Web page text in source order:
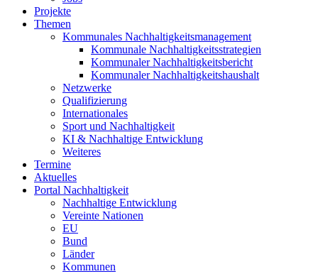
Projekte
Themen
Kommunales Nachhaltigkeitsmanagement
Kommunale Nachhaltigkeitsstrategien
Kommunaler Nachhaltigkeitsbericht
Kommunaler Nachhaltigkeitshaushalt
Netzwerke
Qualifizierung
Internationales
Sport und Nachhaltigkeit
KI & Nachhaltige Entwicklung
Weiteres
Termine
Aktuelles
Portal Nachhaltigkeit
Nachhaltige Entwicklung
Vereinte Nationen
EU
Bund
Länder
Kommunen